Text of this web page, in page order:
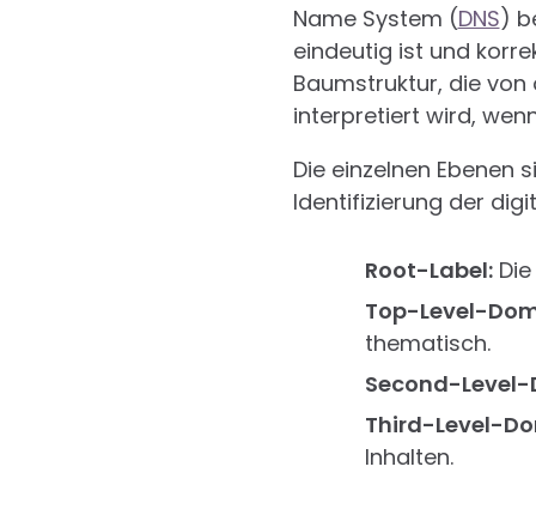
Name System (DNS)
eindeutig ist und
Baumstruktur, die
interpretiert wird,
Die einzelnen Ebenen
Identifizierung der
Root-Label:Die
Top-Level-
thematisch.
Second-Level-
Third-Level-
Inhalten.